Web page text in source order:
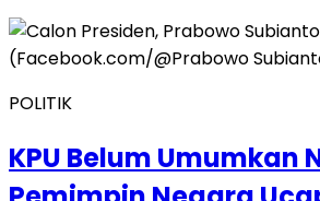
POLITIK
KPU Belum Umumkan